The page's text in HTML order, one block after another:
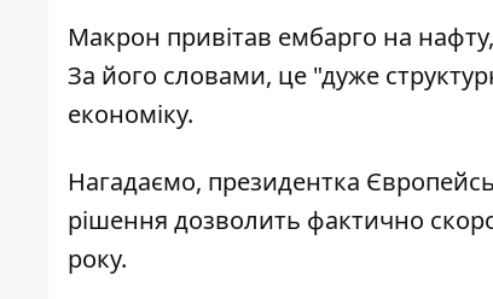
Макрон привітав ембарго на нафту
За його словами, це "дуже
економіку.
Нагадаємо, президентка
рішення дозволить фактично
року.